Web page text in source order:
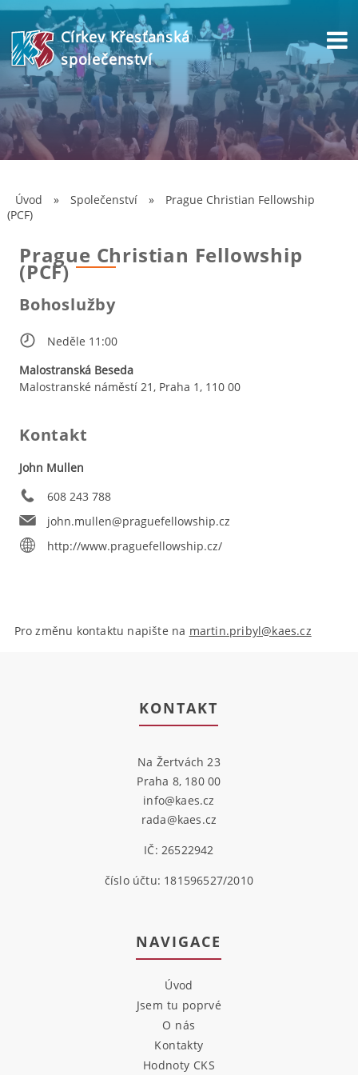
Církev Křesťanská
společenství
Úvod » Společenství »
Prague Christian Fellowship
(PCF)
Prague Christian Fellowship
(PCF)
Bohoslužby
Neděle 11:00
Malostranská Beseda
Malostranské náměstí 21, Praha 1, 110 00
Kontakt
John Mullen
608 243 788
john.mullen@praguefellowship.cz
http://www.praguefellowship.cz/
Pro změnu kontaktu napište na martin.pribyl@kaes.cz
KONTAKT
Na Žertvách 23
Praha 8, 180 00
info@kaes.cz
rada@kaes.cz
IČ: 26522942
číslo účtu: 181596527/2010
NAVIGACE
Úvod
Jsem tu poprvé
O nás
Kontakty
Hodnoty CKS